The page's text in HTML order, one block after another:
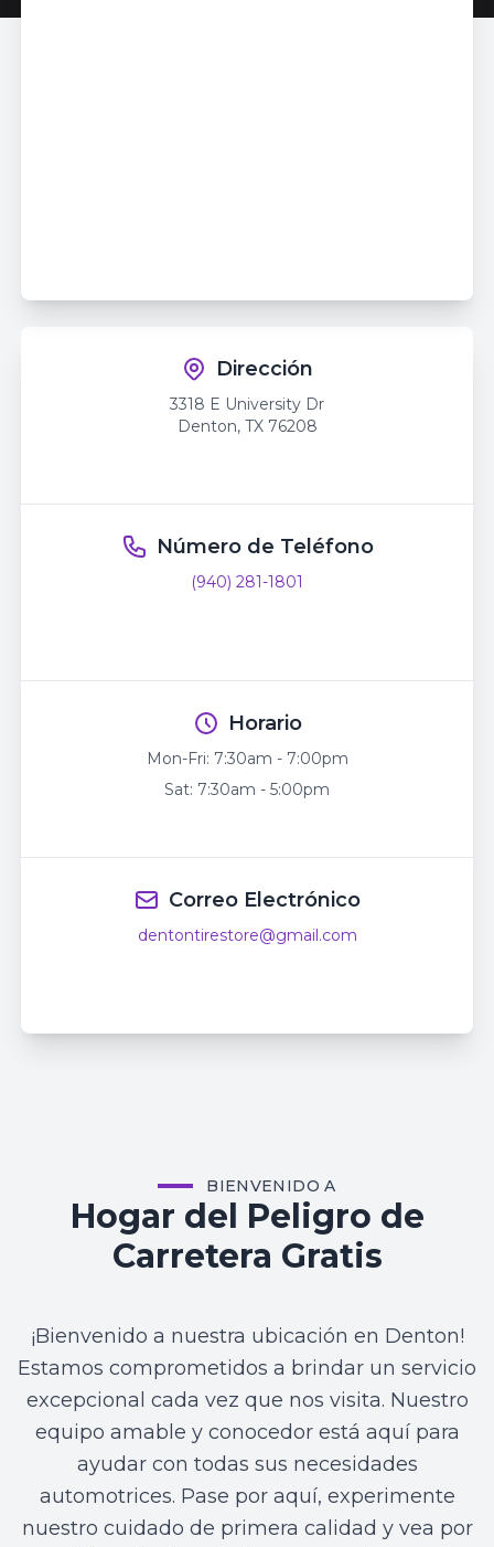
Dirección
3318 E University Dr
Denton, TX 76208
Número de Teléfono
(940) 281-1801
Horario
Mon-Fri: 7:30am - 7:00pm
Sat: 7:30am - 5:00pm
Correo Electrónico
dentontirestore@gmail.com
BIENVENIDO A
Hogar del Peligro de
Carretera Gratis
¡Bienvenido a nuestra ubicación en Denton!
Estamos comprometidos a brindar un servicio
excepcional cada vez que nos visita. Nuestro
equipo amable y conocedor está aquí para
ayudar con todas sus necesidades
automotrices. Pase por aquí, experimente
nuestro cuidado de primera calidad y vea por